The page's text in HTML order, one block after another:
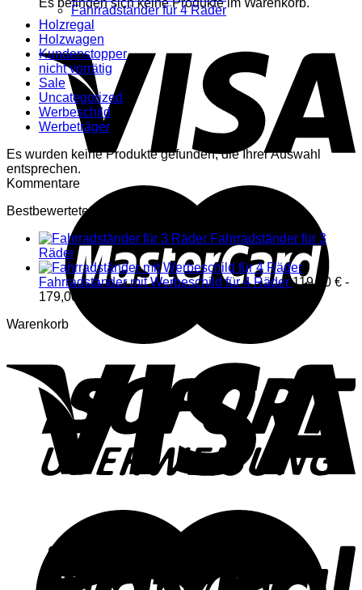
Fahrradständer für 4 Räder
Holzregal
Holzwagen
Kundenstopper
nicht vorrätig
Sale
Uncategorized
Werbeschild
Werbeträger
Es wurden keine Produkte gefunden, die Ihrer Auswahl
entsprechen.
Kommentare
Bestbewertete Produkte
Fahrradständer für 3
Räder
Fahrradständer mit Werbeschild für 4 Räder 119,00 € -
179,00
Warenkorb